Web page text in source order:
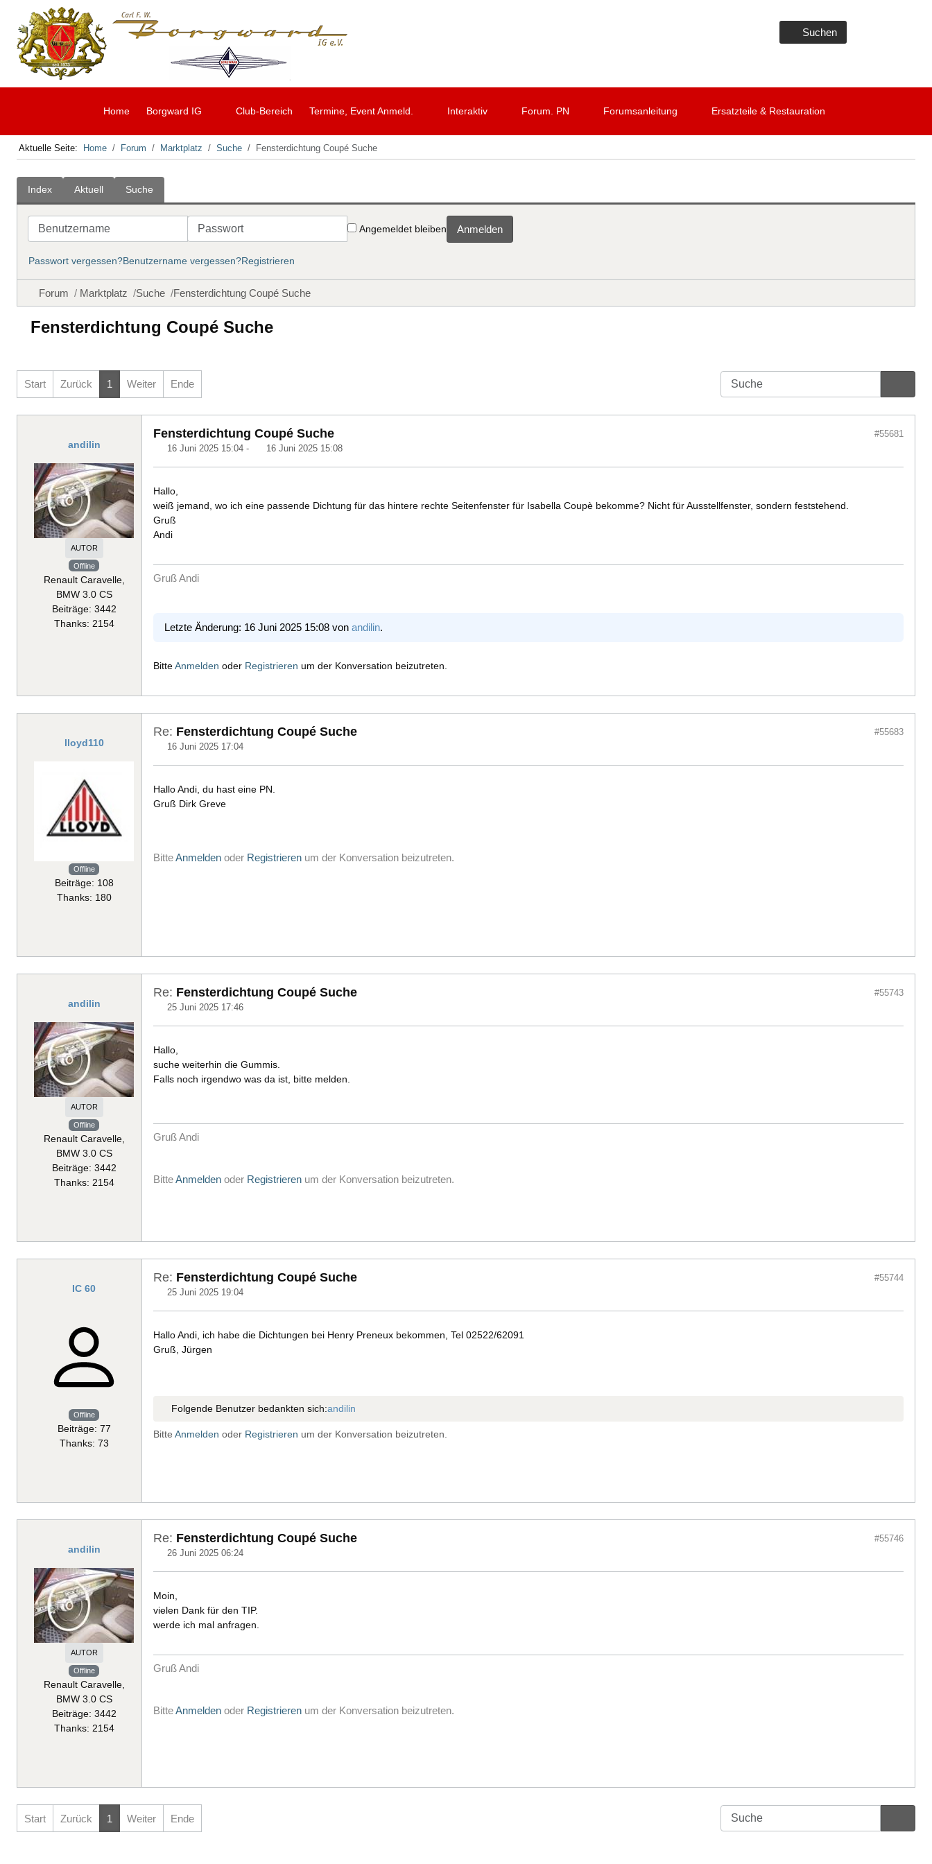
Suchen
Home Borgward IG Club-Bereich Termine, Event Anmeld. Interaktiv Forum. PN Forumsanleitung Ersatzteile & Restauration
Aktuelle Seite: Home Forum Marktplatz Suche Fensterdichtung Coupé Suche
Index Aktuell Suche
Benutzername Passwort
Angemeldet bleiben Anmelden
Passwort vergessen?Benutzername vergessen?Registrieren
Forum Marktplatz Suche Fensterdichtung Coupé Suche
Fensterdichtung Coupé Suche
Start Zurück 1 Weiter Ende
andilin
AUTOR
Offline
Renault Caravelle,
BMW 3.0 CS
Beiträge: 3442
Thanks: 2154
Fensterdichtung Coupé Suche
16 Juni 2025 15:04 - 16 Juni 2025 15:08
#55681
Hallo,
weiß jemand, wo ich eine passende Dichtung für das hintere rechte Seitenfenster für Isabella Coupè bekomme? Nicht für Ausstellfenster, sondern feststehend.
Gruß
Andi
Gruß Andi
Letzte Änderung: 16 Juni 2025 15:08 von andilin.
BitteAnmelden oder Registrieren um der Konversation beizutreten.
lloyd110
Offline
Beiträge: 108
Thanks: 180
Re: Fensterdichtung Coupé Suche
16 Juni 2025 17:04
#55683
Hallo Andi, du hast eine PN.
Gruß Dirk Greve
BitteAnmelden oder Registrieren um der Konversation beizutreten.
andilin
AUTOR
Offline
Renault Caravelle,
BMW 3.0 CS
Beiträge: 3442
Thanks: 2154
Re: Fensterdichtung Coupé Suche
25 Juni 2025 17:46
#55743
Hallo,
suche weiterhin die Gummis.
Falls noch irgendwo was da ist, bitte melden.
Gruß Andi
BitteAnmelden oder Registrieren um der Konversation beizutreten.
IC 60
Offline
Beiträge: 77
Thanks: 73
Re: Fensterdichtung Coupé Suche
25 Juni 2025 19:04
#55744
Hallo Andi, ich habe die Dichtungen bei Henry Preneux bekommen, Tel 02522/62091
Gruß, Jürgen
Folgende Benutzer bedankten sich:andilin
Bitte Anmelden oder Registrieren um der Konversation beizutreten.
andilin
AUTOR
Offline
Renault Caravelle,
BMW 3.0 CS
Beiträge: 3442
Thanks: 2154
Re: Fensterdichtung Coupé Suche
26 Juni 2025 06:24
#55746
Moin,
vielen Dank für den TIP.
werde ich mal anfragen.
Gruß Andi
BitteAnmelden oder Registrieren um der Konversation beizutreten.
Start Zurück 1 Weiter Ende